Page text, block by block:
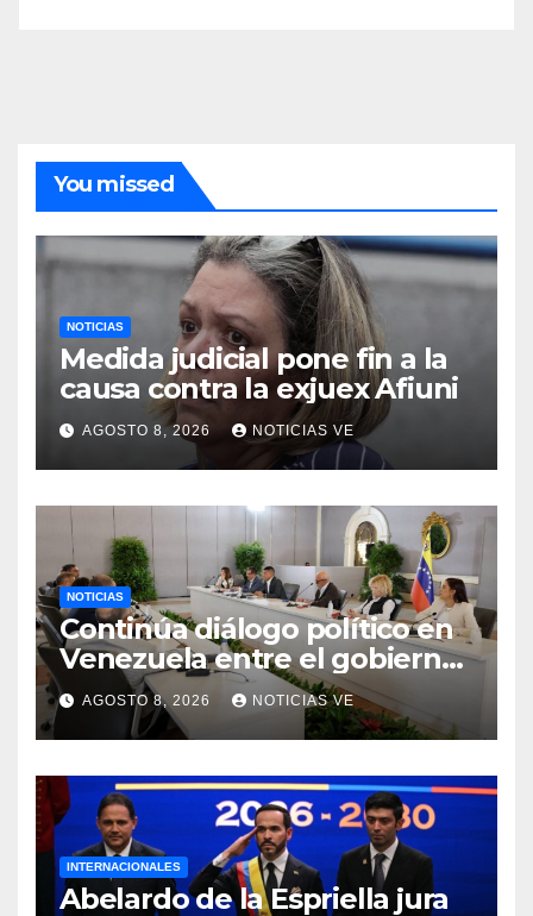
You missed
NOTICIAS
Medida judicial pone fin a la
causa contra la exjuex Afiuni
AGOSTO 8, 2026 NOTICIAS VE
NOTICIAS
Continúa diálogo político en
Venezuela entre el gobierno
y la oposición
AGOSTO 8, 2026 NOTICIAS VE
INTERNACIONALES
Abelardo de la Espriella jura